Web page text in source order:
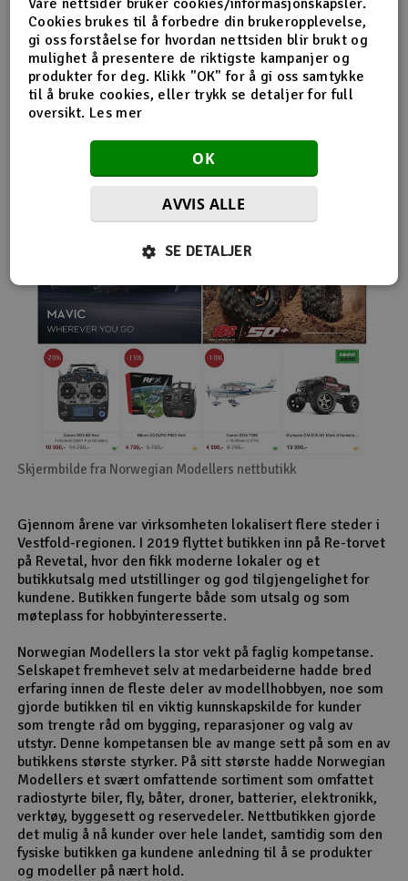
nybegynnerutstyr og avanserte løsninger hos samme
leverandør. Da internett for alvor endret
handelsmønstrene på 2000-tallet, satset Norwegian
Modellers tidlig på netthandel. Nettbutikken modellers.no
gjorde det mulig for kunder fra hele landet å handle
spesialprodukter som tidligere ofte bare var tilgjengelige i
større byer. Samtidig fortsatte selskapet å drive fysisk
Skjermbilde fra Norwegian Modellers nettbutikk
Gjennom årene var virksomheten lokalisert flere steder i
Vestfold-regionen. I 2019 flyttet butikken inn på Re-torvet
på Revetal, hvor den fikk moderne lokaler og et
butikkutsalg med utstillinger og god tilgjengelighet for
kundene. Butikken fungerte både som utsalg og som
møteplass for hobbyinteresserte.
Norwegian Modellers la stor vekt på faglig kompetanse.
Selskapet fremhevet selv at medarbeiderne hadde bred
erfaring innen de fleste deler av modellhobbyen, noe som
gjorde butikken til en viktig kunnskapskilde for kunder
som trengte råd om bygging, reparasjoner og valg av
utstyr. Denne kompetansen ble av mange sett på som en av
butikkens største styrker. På sitt største hadde Norwegian
Modellers et svært omfattende sortiment som omfattet
radiostyrte biler, fly, båter, droner, batterier, elektronikk,
verktøy, byggesett og reservedeler. Nettbutikken gjorde
det mulig å nå kunder over hele landet, samtidig som den
fysiske butikken ga kundene anledning til å se produkter
og modeller på nært hold.
Cookies brukes til å forbedre din brukeropplevelse,
gi oss forståelse for hvordan nettsiden blir brukt og
mulighet å presentere de riktigste kampanjer og
produkter for deg. Klikk "OK" for å gi oss samtykke
til å bruke cookies, eller trykk se detaljer for full
oversikt. Les mer
OK
AVVIS ALLE
SE DETALJER